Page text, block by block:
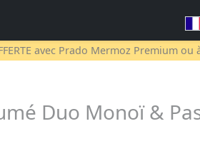
avec Prado Mermoz Premium ou
Duo Monoï &